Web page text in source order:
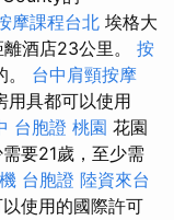
摩課程台北 埃格大
酒店23公里。 按
台中肩頸按摩
用具都可以使用
台胞證 桃園 花園
要21歲，至少需
台胞證 陸資來台
使用的國際許可